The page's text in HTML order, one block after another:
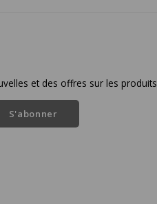
et des offres sur les produits
S'abonner